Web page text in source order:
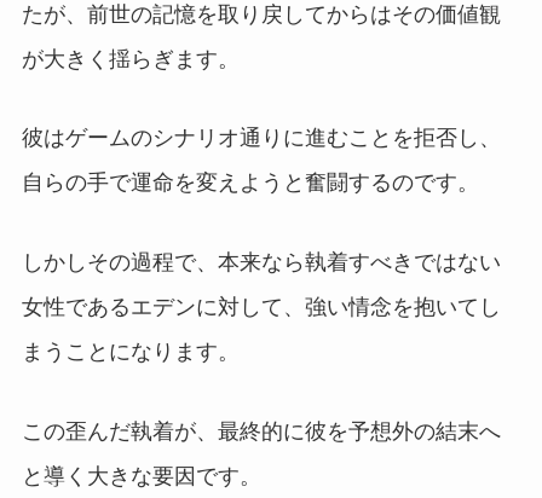
たが、前世の記憶を取り戻してからはその価値観
が大きく揺らぎます。
彼はゲームのシナリオ通りに進むことを拒否し、
自らの手で運命を変えようと奮闘するのです。
しかしその過程で、本来なら執着すべきではない
女性であるエデンに対して、強い情念を抱いてし
まうことになります。
この歪んだ執着が、最終的に彼を予想外の結末へ
と導く大きな要因です。